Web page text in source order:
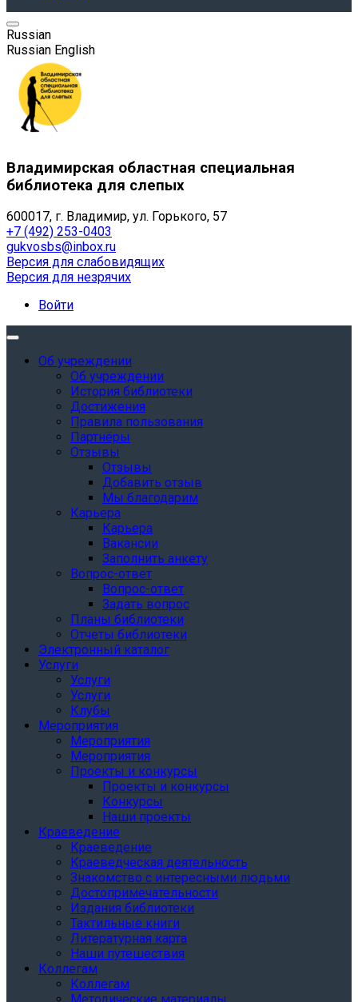
Russian
Russian English
Владимирская областная специальная
библиотека для слепых
600017, г. Владимир, ул. Горького, 57
+7 (492) 253-0403
gukvosbs@inbox.ru
Версия для слабовидящих
Версия для незрячих
Войти
Об учреждении
Об учреждении
История библиотеки
Достижения
Правила пользования
Партнёры
Отзывы
Отзывы
Добавить отзыв
Мы благодарим
Карьера
Карьера
Вакансии
Заполнить анкету
Вопрос-ответ
Вопрос-ответ
Задать вопрос
Планы библиотеки
Отчеты библиотеки
Электронный каталог
Услуги
Услуги
Услуги
Клубы
Мероприятия
Мероприятия
Мероприятия
Проекты и конкурсы
Проекты и конкурсы
Конкурсы
Наши проекты
Краеведение
Краеведение
Краеведческая деятельность
Знакомство с интересными людьми
Достопримечательности
Издания библиотеки
Тактильные книги
Литературная карта
Наши путешествия
Коллегам
Коллегам